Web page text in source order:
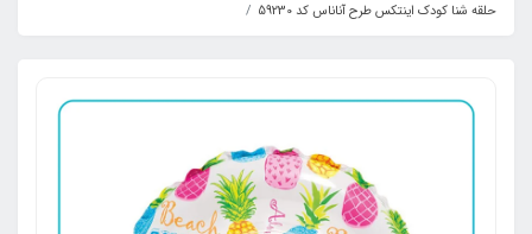
حلقه شنا کودک اینتکس طرح آناناس کد 59230